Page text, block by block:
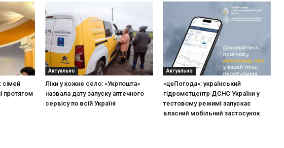
сімей
протягом
Актуально
Ліки у кожне село: «Укрпошта»
назвала дату запуску аптечного
сервісу по всій Україні
Актуально
«цеПогода»: український
гідрометцентр ДСНС України у
тестовому режимі запускає
власний мобільний застосунок